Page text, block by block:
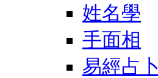
姓名學
手面相
易經占卜